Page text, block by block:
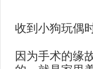
收到小狗玩偶
因为手术的缘